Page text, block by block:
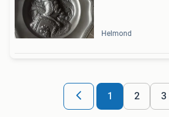
Helmond
1 2 3